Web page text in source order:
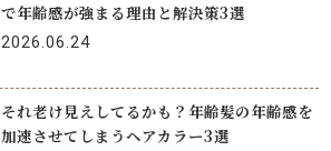
で年齢感が強まる理由と解決策3選
2026.06.24
それ老け見えしてるかも？年齢髪の年齢感を
加速させてしまうヘアカラー3選